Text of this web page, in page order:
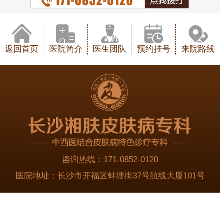
返回首页 医院简介 医生团队 预约挂号 来院路线
咨询热线： 171-0852-0120
医院地址： 长沙市开福区蚌塘街37号航线大厦101号